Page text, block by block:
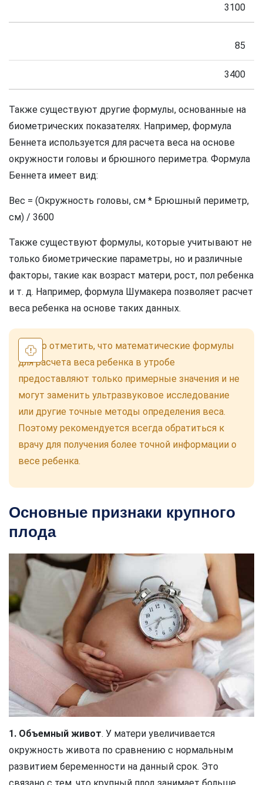
3100
85
3400
Также существуют другие формулы, основанные на
биометрических показателях. Например, формула
Беннета используется для расчета веса на основе
окружности головы и брюшного периметра. Формула
Беннета имеет вид:
Вес = (Окружность головы, см * Брюшный периметр,
см) / 3600
Также существуют формулы, которые учитывают не
только биометрические параметры, но и различные
факторы, такие как возраст матери, рост, пол ребенка
и т. д. Например, формула Шумакера позволяет расчет
веса ребенка на основе таких данных.
Важно отметить, что математические формулы
для расчета веса ребенка в утробе
предоставляют только примерные значения и не
могут заменить ультразвуковое исследование
или другие точные методы определения веса.
Поэтому рекомендуется всегда обратиться к
врачу для получения более точной информации о
весе ребенка.
Основные признаки крупного
плода
1. Объемный живот. У матери увеличивается
окружность живота по сравнению с нормальным
развитием беременности на данный срок. Это